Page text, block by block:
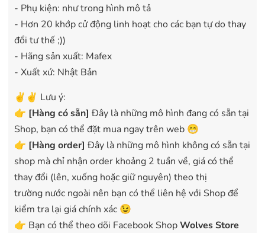
- Phụ kiện: như trong hình mô tả
- Hơn 20 khớp cử động linh hoạt cho các bạn tự do thay
đổi tư thế ;))
- Hãng sản xuất: Mafex
- Xuất xứ: Nhật Bản
✌️✌️ Lưu ý:
👉 [Hàng có sẵn] Đây là những mô hình đang có sẵn tại
Shop, bạn có thể đặt mua ngay trên web 😁
👉 [Hàng order] Đây là những mô hình không có sẵn tại
shop mà chỉ nhận order khoảng 2 tuần về, giá có thể
thay đổi (lên, xuống hoặc giữ nguyên) theo thị
trường nước ngoài nên bạn có thể liên hệ với Shop để
kiểm tra lại giá chính xác 😉
👉 Bạn có thể theo dõi Facebook ShopWolves Store